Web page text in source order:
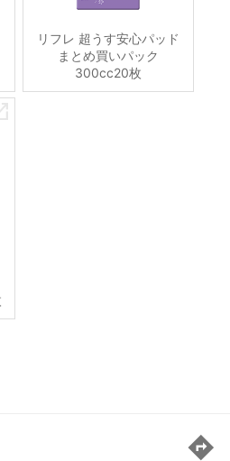
リフレ 超うす安心パッド
まとめ買いパック
300cc20枚